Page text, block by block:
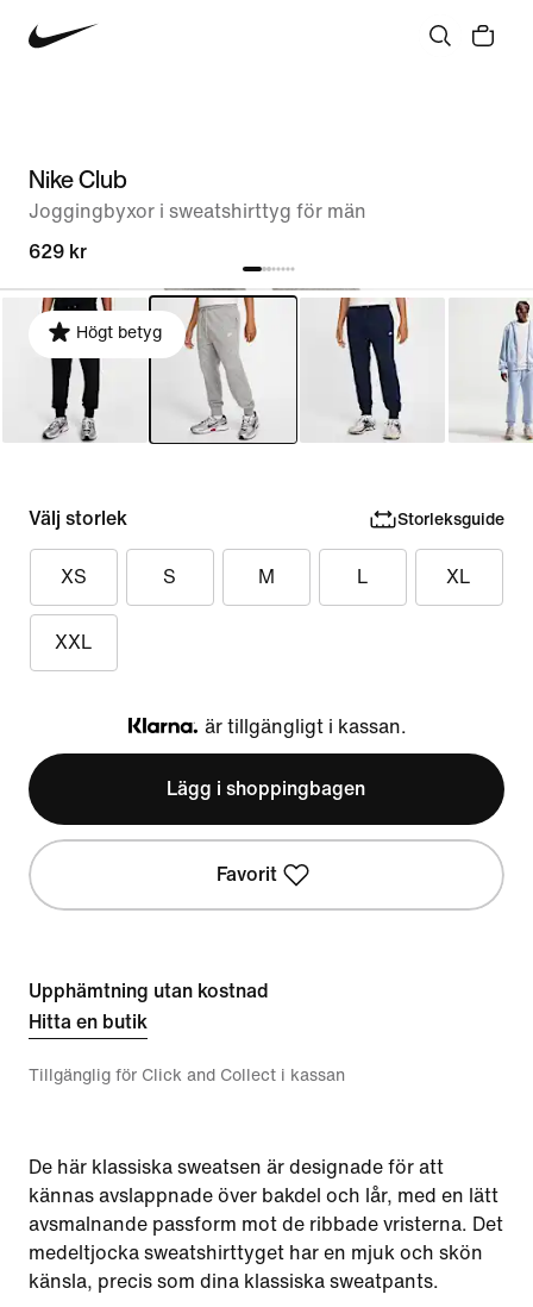
Nike Club
Joggingbyxor i sweatshirttyg för män
629 kr
Högt betyg
Välj storlek Storleksguide
XS S M L XL
XXL
Klarna
är tillgängligt i kassan.
Lägg i shoppingbagen
Favorit
Upphämtning utan kostnad
Hitta en butik
Tillgänglig för Click and Collect i kassan
De här klassiska sweatsen är designade för att
kännas avslappnade över bakdel och lår, med en lätt
avsmalnande passform mot de ribbade vristerna. Det
medeltjocka sweatshirttyget har en mjuk och skön
känsla, precis som dina klassiska sweatpants.